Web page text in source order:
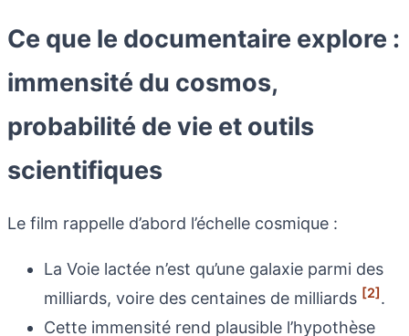
Ce que le documentaire explore :
immensité du cosmos,
probabilité de vie et outils
scientifiques
Le film rappelle d’abord l’échelle cosmique :
La Voie lactée n’est qu’une galaxie parmi des
milliards, voire des centaines de milliards [2].
Cette immensité rend plausible l’hypothèse